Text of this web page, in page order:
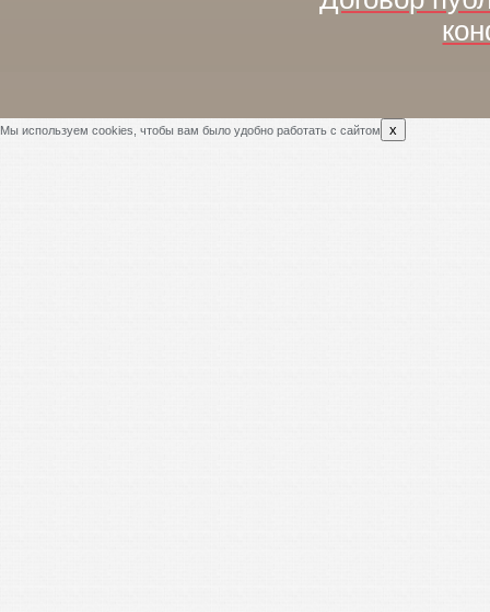
Мы используем cookies, чтобы вам было удобно работать с сайтом x